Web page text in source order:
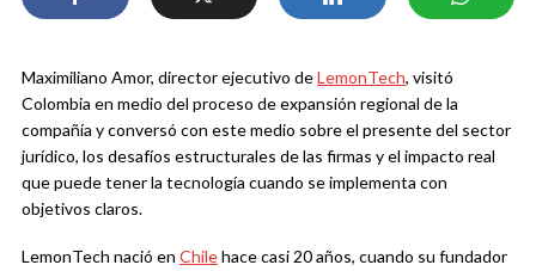
Maximiliano Amor, director ejecutivo deLemonTech, visitó
Colombia en medio del proceso de expansión regional de la
compañía y conversó con este medio sobre el presente del sector
jurídico, los desafíos estructurales de las firmas y el impacto real
que puede tener la tecnología cuando se implementa con
objetivos claros.
LemonTech nació en Chilehace casi 20 años, cuando su fundador